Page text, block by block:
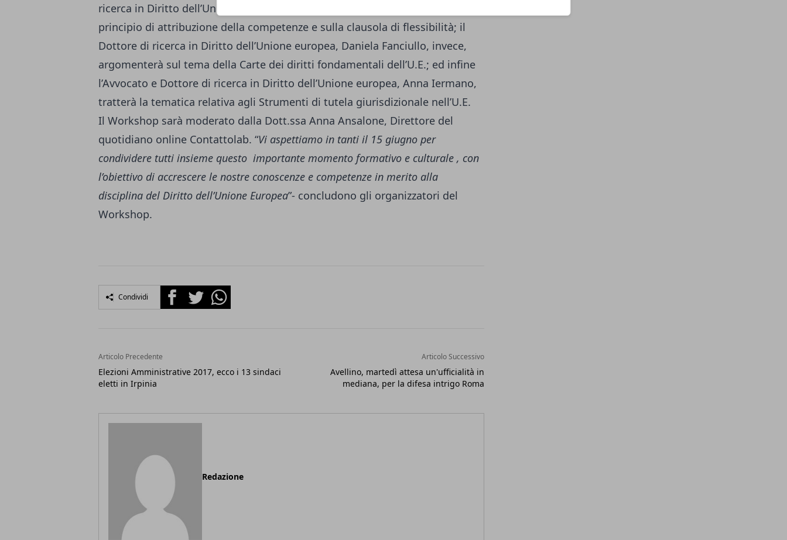
ricerca in Diritto dell’Unione europea, Angela Martone, si soffermerà sul
principio di attribuzione della competenze e sulla clausola di flessibilità; il
Dottore di ricerca in Diritto dell’Unione europea, Daniela Fanciullo, invece,
argomenterà sul tema della Carte dei diritti fondamentali dell’U.E.; ed infine
l’Avvocato e Dottore di ricerca in Diritto dell’Unione europea, Anna Iermano,
tratterà la tematica relativa agli Strumenti di tutela giurisdizionale nell’U.E.
Il Workshop sarà moderato dalla Dott.ssa Anna Ansalone, Direttore del
quotidiano online Contattolab. “Vi aspettiamo in tanti il 15 giugno per
condividere tutti insieme questo importante momento formativo e culturale , con
l’obiettivo di accrescere le nostre conoscenze e competenze in merito alla
disciplina del Diritto dell’Unione Europea”- concludono gli organizzatori del
Workshop.
Condividi FacebookTwitterWhatsapp
Articolo Precedente
Elezioni Amministrative 2017, ecco i 13 sindaci
eletti in Irpinia
Articolo Successivo
Avellino, martedì attesa un'ufficialità in
mediana, per la difesa intrigo Roma
Redazione